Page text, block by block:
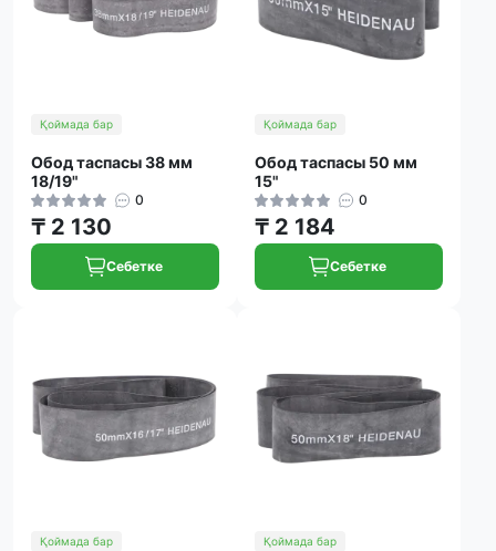
Қоймада бар
Обод таспасы 38 мм
18/19"
0
₸ 2 130
Себетке
Қоймада бар
Обод таспасы 50 мм
15"
0
₸ 2 184
Себетке
Қоймада бар Қоймада бар